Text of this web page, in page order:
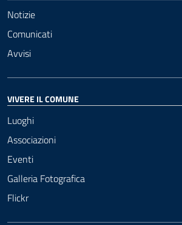
Notizie
Comunicati
Avvisi
VIVERE IL COMUNE
Luoghi
Associazioni
Eventi
Galleria Fotografica
Flickr